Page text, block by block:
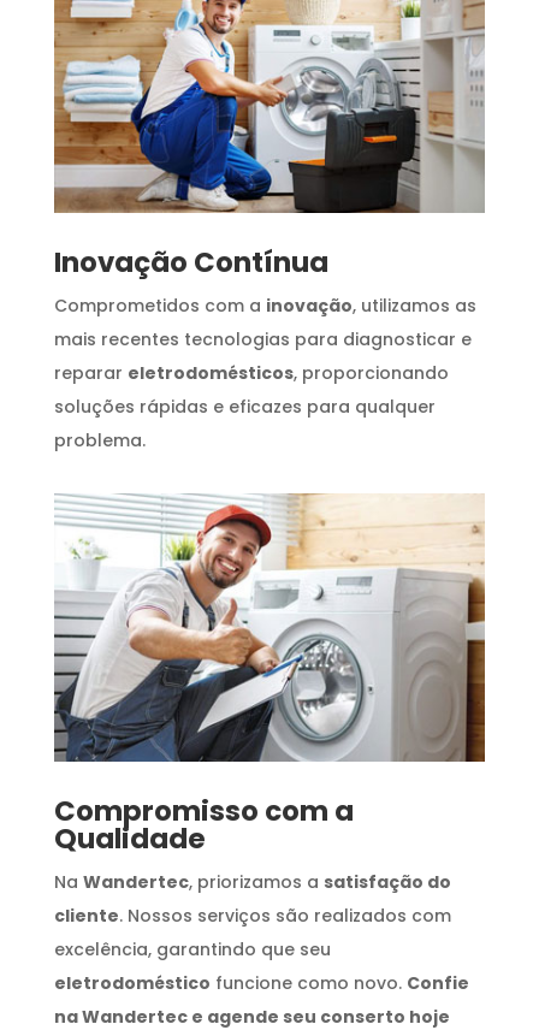
Inovação Contínua
Comprometidos com a inovação, utilizamos as
mais recentes tecnologias para diagnosticar e
reparar eletrodomésticos, proporcionando
soluções rápidas e eficazes para qualquer
problema.
Compromisso com a
Qualidade
Na Wandertec, priorizamos a satisfação do
cliente. Nossos serviços são realizados com
excelência, garantindo que seu
eletrodoméstico funcione como novo. Confie
na Wandertec e agende seu conserto hoje